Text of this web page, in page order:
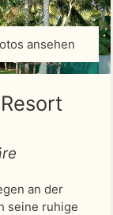
ansehen
an der
seine ruhige